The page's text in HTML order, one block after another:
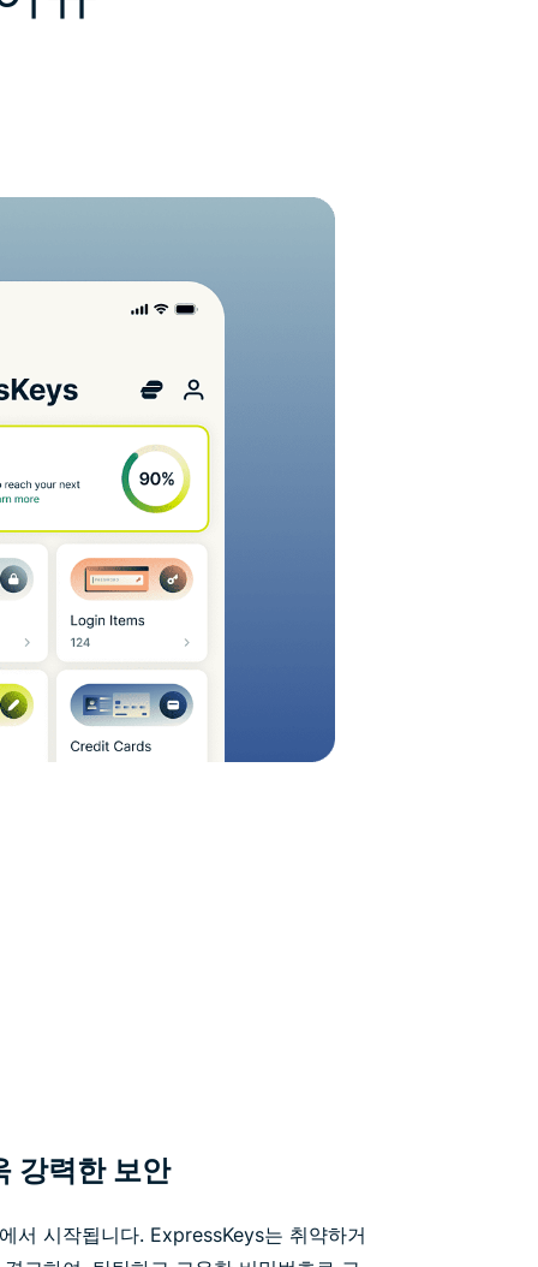
강력한 보안
서 시작됩니다. ExpressKeys는 취약하거